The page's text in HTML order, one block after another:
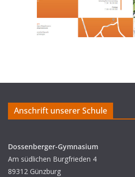
Anschrift unserer Schule
Dossenberger-Gymnasium
Am südlichen Burgfrieden 4
89312 Günzburg